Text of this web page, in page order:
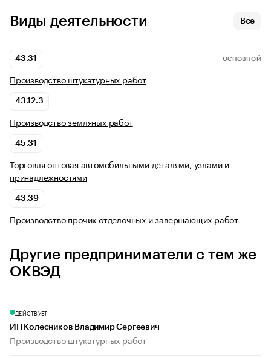
Виды деятельности Все
43.31 ОСНОВНОЙ
Производство штукатурных работ
43.12.3
Производство земляных работ
45.31
Торговля оптовая автомобильными деталями, узлами и
принадлежностями
43.39
Производство прочих отделочных и завершающих работ
Другие предприниматели с тем же
ОКВЭД
ДЕЙСТВУЕТ
ИП Колесников Владимир Сергеевич
Производство штукатурных работ